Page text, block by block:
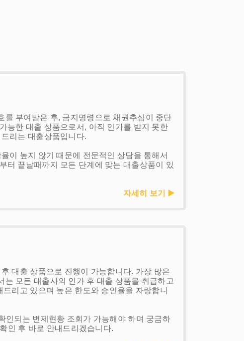
부여받은 후, 금지명령으로 채권추심이 중단
능한 대출 상품으로서, 아직 인가를 받지 못한
리는 대출상품입니다.
이 높지 않기 때문에 전문적인 상담을 통해서
터 끝날때까지 모든 단계에 맞는 대출상품이 있
자세히 보기 ▶️
대출 상품으로 진행이 가능합니다. 가장 많은
모든 대출사의 인가 후 대출 상품을 취급하고
리고 있으며 높은 한도와 승인율을 자랑합니
인되는 변제현황 조회가 가능해야 하며 궁금하
인 후 바로 안내드리겠습니다.